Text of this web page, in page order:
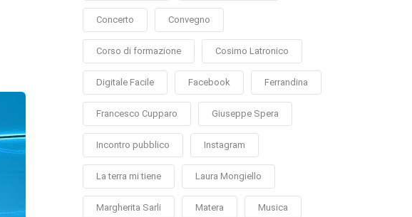
Concerto Convegno
Corso di formazione Cosimo Latronico
Digitale Facile Facebook Ferrandina
Francesco Cupparo Giuseppe Spera
Incontro pubblico Instagram
La terra mi tiene Laura Mongiello
Margherita Sarli Matera Musica